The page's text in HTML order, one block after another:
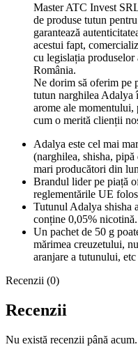
Master ATC Invest
de produse tutun
garantează
acestui fapt,
cu legislația
România.
Ne dorim să oferim pe
tutun narghilea Adalya
arome ale momentului,
cum o merită clienții
Adalya este cel mai
(narghilea, shisha,
mari producători din
Brandul lider pe piață
reglementările UE
Tutunul Adalya shisha
conține 0,05% nicotină.
Un pachet de 50 g
mărimea creuzetului,
aranjare a tutunului, etc
Recenzii (0)
Recenzii
Nu există recenzii până acum.